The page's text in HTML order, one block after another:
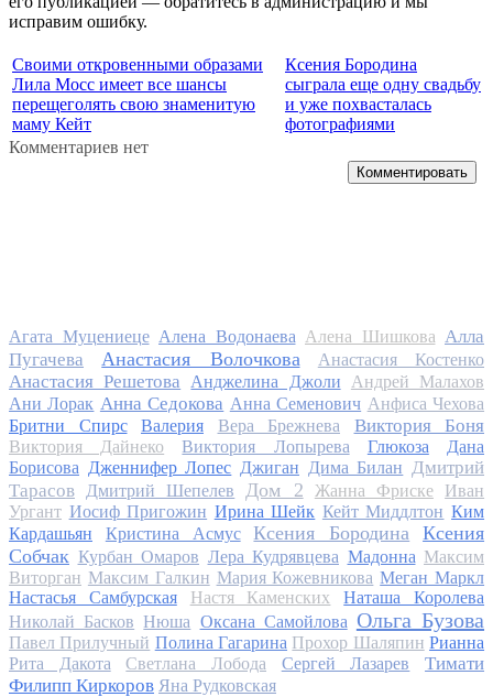
исправим ошибку.
Своими откровенными образами
Лила Мосс имеет все шансы
перещеголять свою знаменитую
маму Кейт
Ксения Бородина
сыграла еще одну свадьбу
и уже похвасталась
фотографиями
Комментариев нет
Комментировать
Агата Муцениеце Алена Водонаева Алена Шишкова Алла
Пугачева
Анастасия Волочкова Анастасия Костенко
Анастасия Решетова Анджелина Джоли
Андрей Малахов
Ани Лорак Анна Седокова Анна Семенович Анфиса Чехова
Бритни Спирс
Валерия Вера Брежнева Виктория Боня
Виктория Дайнеко Виктория Лопырева Глюкоза
Дана
Борисова Дженнифер Лопес Джиган Дима Билан Дмитрий
Тарасов
Дмитрий Шепелев Дом 2 Жанна Фриске
Иван
Ургант Иосиф Пригожин Ирина Шейк Кейт Миддлтон Ким
Кардашьян
Кристина Асмус Ксения Бородина
Ксения
Собчак Курбан Омаров Лера Кудрявцева Мадонна Максим
Виторган Максим Галкин Мария Кожевникова Меган Маркл
Настасья Самбурская
Настя Каменских
Наташа Королева
Николай Басков Нюша Оксана Самойлова Ольга Бузова
Павел Прилучный Полина Гагарина Прохор Шаляпин Рианна
Рита Дакота
Светлана Лобода Сергей Лазарев
Тимати
Филипп Киркоров Яна Рудковская